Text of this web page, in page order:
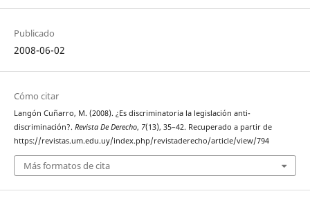
Publicado
2008-06-02
Cómo citar
Langón Cuñarro, M. (2008). ¿Es discriminatoria la legislación anti-
discriminación?. Revista De Derecho, 7(13), 35–42. Recuperado a partir de
https://revistas.um.edu.uy/index.php/revistaderecho/article/view/794
Más formatos de cita